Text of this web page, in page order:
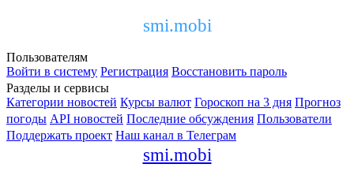
smi.mobi
Пользователям
Войти в систему Регистрация Восстановить пароль
Разделы и сервисы
Категории новостей Курсы валют Гороскоп на 3 дня Прогноз
погоды API новостей Последние обсуждения Пользователи
Поддержать проект Наш канал в Телеграм
smi.mobi